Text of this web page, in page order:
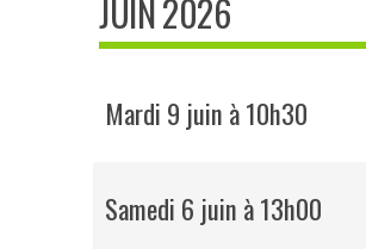
JUIN 2026
Mardi 9 juin à 10h30
Samedi 6 juin à 13h00